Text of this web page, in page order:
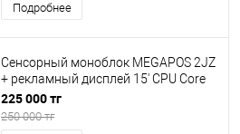
Подробнее
Сенсорный моноблок MEGAPOS 2JZ
+ рекламный дисплей 15' CPU Core
I3 RAM 4 Гб SSD 64 Гб + рекламный
дисплей 15'' (черный)
225 000 тг
250 000 тг